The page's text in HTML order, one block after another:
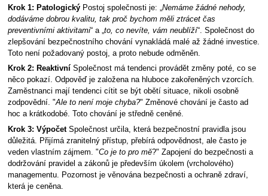
Krok 1: PatologickýPostoj společnosti je: „Nemáme žádné nehody,
dodáváme dobrou kvalitu, tak proč bychom měli ztrácet čas
preventivními aktivitami“ a „to, co nevíte, vám neublíží“. Společnost do
zlepšování bezpečnostního chování vynakládá malé až žádné investice.
Toto není požadovaný postoj, a proto nebude odměněn.
Krok 2: Reaktivní Společnost má tendenci provádět změny poté, co se
něco pokazí. Odpověď je založena na hluboce zakořeněných vzorcích.
Zaměstnanci mají tendenci cítit se být obětí situace, nikoli osobně
zodpovědní. "Ale to není moje chyba?" Změnové chování je často ad
hoc a krátkodobé. Toto chování je středně ceněné.
Krok 3: VýpočetSpolečnost určila, která bezpečnostní pravidla jsou
důležitá. Přijímá zranitelný přístup, přebírá odpovědnost, ale často je
veden vlastním zájmem. "Co je to pro mě?" Zapojení do bezpečnosti a
dodržování pravidel a zákonů je především úkolem (vrcholového)
managementu. Pozornost je věnována bezpečnosti a ochraně zdraví,
která je ceněna.